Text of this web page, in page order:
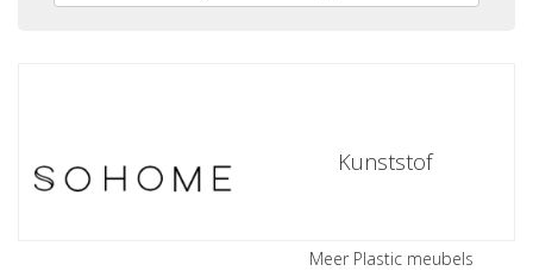
Kunststof
Meer Plastic meubels